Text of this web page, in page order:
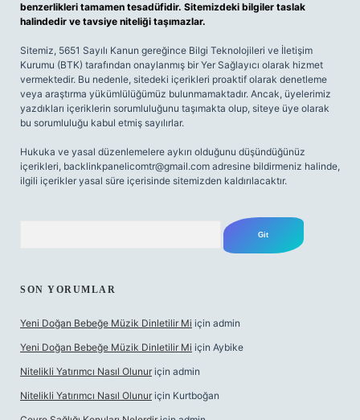
benzerlikleri tamamen tesadüfidir. Sitemizdeki bilgiler taslak
halindedir ve tavsiye niteliği taşımazlar.
Sitemiz, 5651 Sayılı Kanun gereğince Bilgi Teknolojileri ve İletişim
Kurumu (BTK) tarafından onaylanmış bir Yer Sağlayıcı olarak hizmet
vermektedir. Bu nedenle, sitedeki içerikleri proaktif olarak denetleme
veya araştırma yükümlülüğümüz bulunmamaktadır. Ancak, üyelerimiz
yazdıkları içeriklerin sorumluluğunu taşımakta olup, siteye üye olarak
bu sorumluluğu kabul etmiş sayılırlar.
Hukuka ve yasal düzenlemelere aykırı olduğunu düşündüğünüz
içerikleri, backlinkpanelicomtr@gmail.com adresine bildirmeniz halinde,
ilgili içerikler yasal süre içerisinde sitemizden kaldırılacaktır.
SON YORUMLAR
Yeni Doğan Bebeğe Müzik Dinletilir Mi için admin
Yeni Doğan Bebeğe Müzik Dinletilir Mi için Aybike
Nitelikli Yatırımcı Nasıl Olunur için admin
Nitelikli Yatırımcı Nasıl Olunur için Kurtboğan